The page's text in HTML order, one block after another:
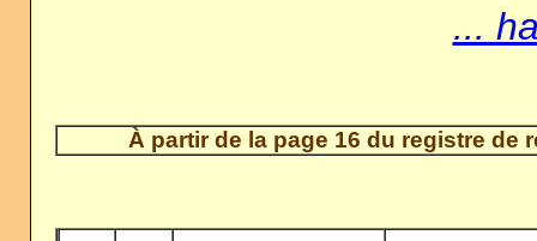
...
À partir de la page 16 du registre de